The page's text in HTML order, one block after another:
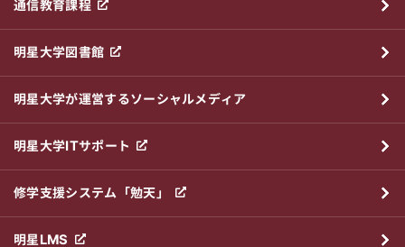
通信教育課程
明星大学図書館
明星大学が運営するソーシャルメディア
明星大学ITサポート
修学支援システム「勉天」
明星LMS